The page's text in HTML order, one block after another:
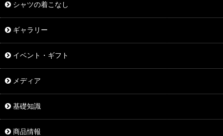
シャツの着こなし
ギャラリー
イベント・ギフト
メディア
基礎知識
商品情報